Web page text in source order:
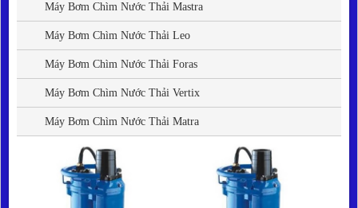
Máy Bơm Chìm Nước Thải Mastra
Máy Bơm Chìm Nước Thải Leo
Máy Bơm Chìm Nước Thải Foras
Máy Bơm Chìm Nước Thải Vertix
Máy Bơm Chìm Nước Thải Matra